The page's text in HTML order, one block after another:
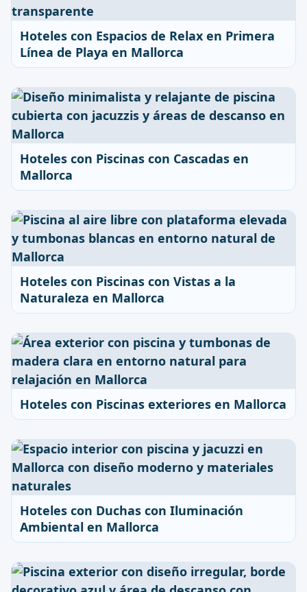
Hoteles con Espacios de Relax en Primera
Línea de Playa en Mallorca
Hoteles con Piscinas con Cascadas en
Mallorca
Hoteles con Piscinas con Vistas a la
Naturaleza en Mallorca
Hoteles con Piscinas exteriores en Mallorca
Hoteles con Duchas con Iluminación
Ambiental en Mallorca